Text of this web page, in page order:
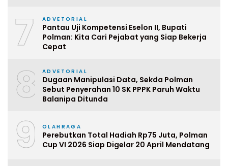
7 ADVETORIAL
Pantau Uji Kompetensi Eselon II, Bupati
Polman: Kita Cari Pejabat yang Siap Bekerja
Cepat
8 ADVETORIAL
Dugaan Manipulasi Data, Sekda Polman
Sebut Penyerahan 10 SK PPPK Paruh Waktu
Balanipa Ditunda
9 OLAHRAGA
Perebutkan Total Hadiah Rp75 Juta, Polman
Cup VI 2026 Siap Digelar 20 April Mendatang